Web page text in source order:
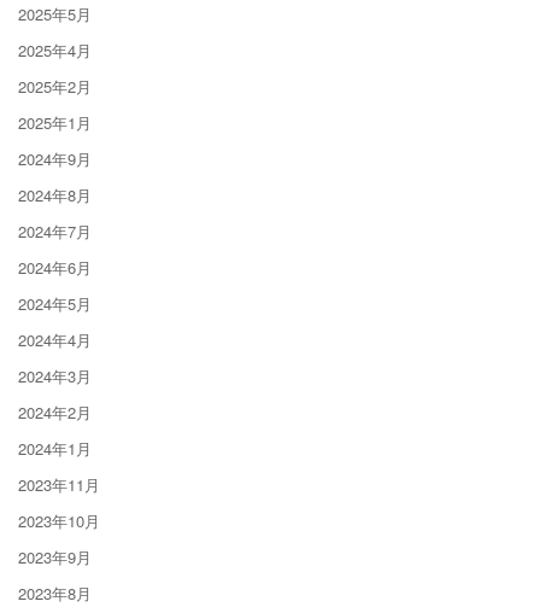
2025年5月
2025年4月
2025年2月
2025年1月
2024年9月
2024年8月
2024年7月
2024年6月
2024年5月
2024年4月
2024年3月
2024年2月
2024年1月
2023年11月
2023年10月
2023年9月
2023年8月